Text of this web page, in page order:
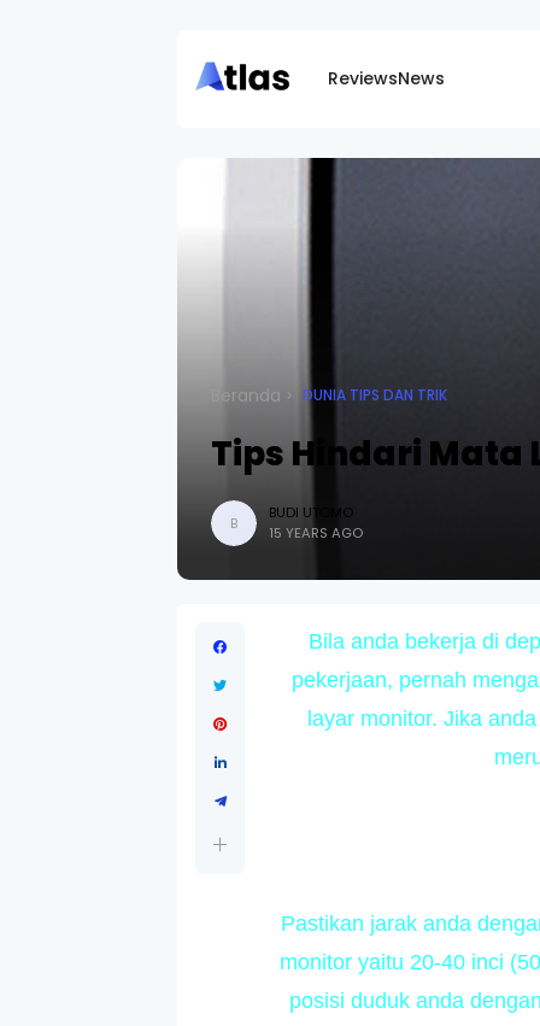
ReviewsNews
Beranda DUNIA TIPS DAN TRIK
Tips Hindari Mata
B
BUDI UTOMO
15 YEARS AGO
Bila anda bekerja di
pekerjaan, pernah
layar monitor. Jika
Pastikan jarak anda
monitor yaitu 20-40 inci
posisi duduk anda